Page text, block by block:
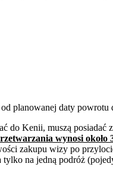
planowanej daty
Kenii, muszą
wynosi około
zakupu wizy po
na jedną podróż